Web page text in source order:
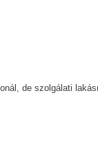
de szolgálati